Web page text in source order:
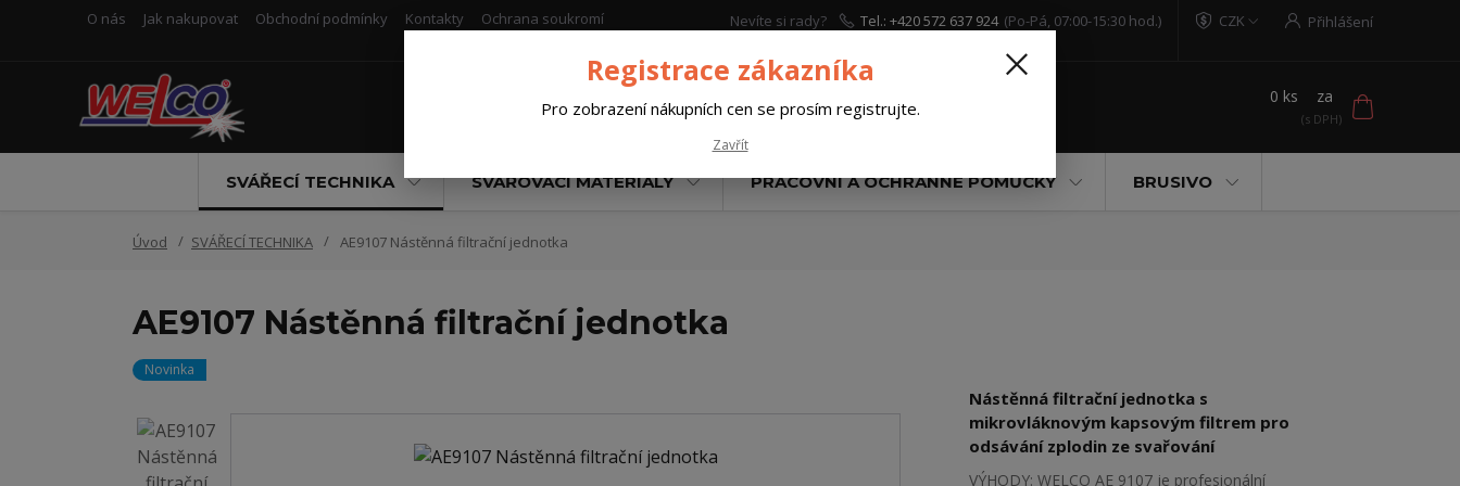
O nás Jak nakupovat Obchodní podmínky Kontakty Ochrana soukromí CZK Přihlášení
Nevíte si rady?
Tel.: +420 572 637 924 (Po-Pá, 07:00-15:30 hod.)
0 ks za
SVÁŘECÍ TECHNIKA SVAŘOVACÍ MATERIÁLY PRACOVNÍ A OCHRANNÉ POMŮCKY BRUSIVO
Úvod SVÁŘECÍ TECHNIKA AE9107 Nástěnná filtrační jednotka
AE9107 Nástěnná filtrační jednotka
Novinka
Nástěnná filtrační jednotka s
mikrovláknovým kapsovým filtrem pro
odsávání zplodin ze svařování
VÝHODY: WELCO AE 9107 je profesionální
Registrace zákazníka
Pro zobrazení nákupních cen se prosím registrujte.
Zavřít